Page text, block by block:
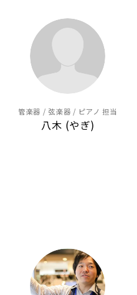
管楽器 / 弦楽器 / ピアノ 担当
八木 (やぎ)